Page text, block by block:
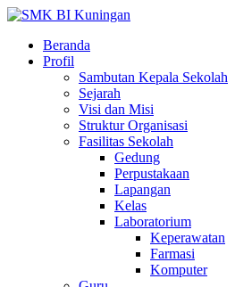
Beranda
Profil
Sambutan Kepala Sekolah
Sejarah
Visi dan Misi
Struktur Organisasi
Fasilitas Sekolah
Gedung
Perpustakaan
Lapangan
Kelas
Laboratorium
Keperawatan
Farmasi
Komputer